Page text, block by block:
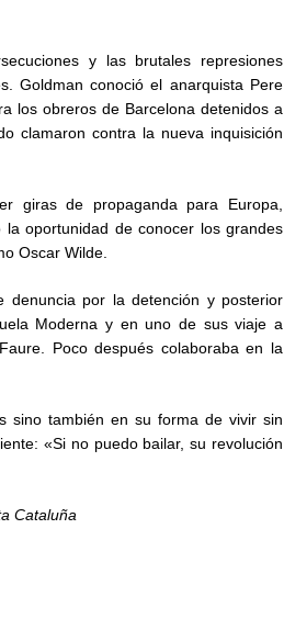
y las brutales represiones
Goldman conoció el anarquista Pere
los obreros de Barcelona detenidos a
clamaron contra la nueva inquisición
giras de propaganda para Europa,
oportunidad de conocer los grandes
Oscar Wilde.
denuncia por la detención y posterior
Moderna y en uno de sus viaje a
Poco después colaboraba en la
sino también en su forma de vivir sin
«Si no puedo bailar, su revolución
Cataluña